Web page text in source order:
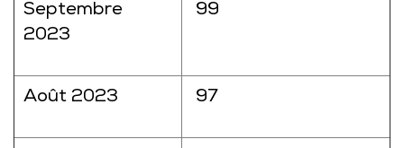
Septembre
2023
99
Août 2023 97